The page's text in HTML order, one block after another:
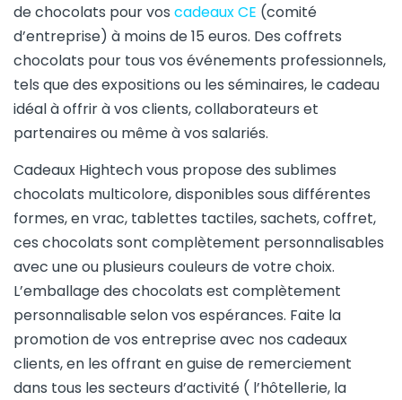
de chocolats pour vos cadeaux CE (comité
d’entreprise) à moins de 15 euros. Des coffrets
chocolats pour tous vos événements professionnels,
tels que des expositions ou les séminaires, le cadeau
idéal à offrir à vos clients, collaborateurs et
partenaires ou même à vos salariés.
Cadeaux Hightech vous propose des sublimes
chocolats multicolore, disponibles sous différentes
formes, en vrac, tablettes tactiles, sachets, coffret,
ces chocolats sont complètement personnalisables
avec une ou plusieurs couleurs de votre choix.
L’emballage des chocolats est complètement
personnalisable selon vos espérances. Faite la
promotion de vos entreprise avec nos cadeaux
clients, en les offrant en guise de remerciement
dans tous les secteurs d’activité ( l’hôtellerie, la